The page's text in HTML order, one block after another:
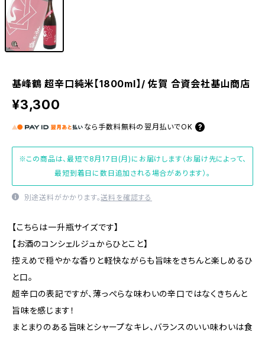
基峰鶴 超辛口純米【1800ml】/ 佐賀 合資会社基山商店
¥3,300
なら 手数料無料の 翌月払いでOK
※この商品は、最短で8月17日(月)にお届けします（お届け先によって、
最短到着日に数日追加される場合があります）。
別途送料がかかります。送料を確認する
【こちらは一升瓶サイズです】
【お酒のコンシェルジュからひとこと】
控えめで穏やかな香りと軽快ながらも旨味をきちんと楽しめるひ
と口。
超辛口の表記ですが、薄っぺらな味わいの辛口ではなくきちんと
旨味を感じます！
まとまりのある旨味とシャープなキレ、バランスのいい味わいは食